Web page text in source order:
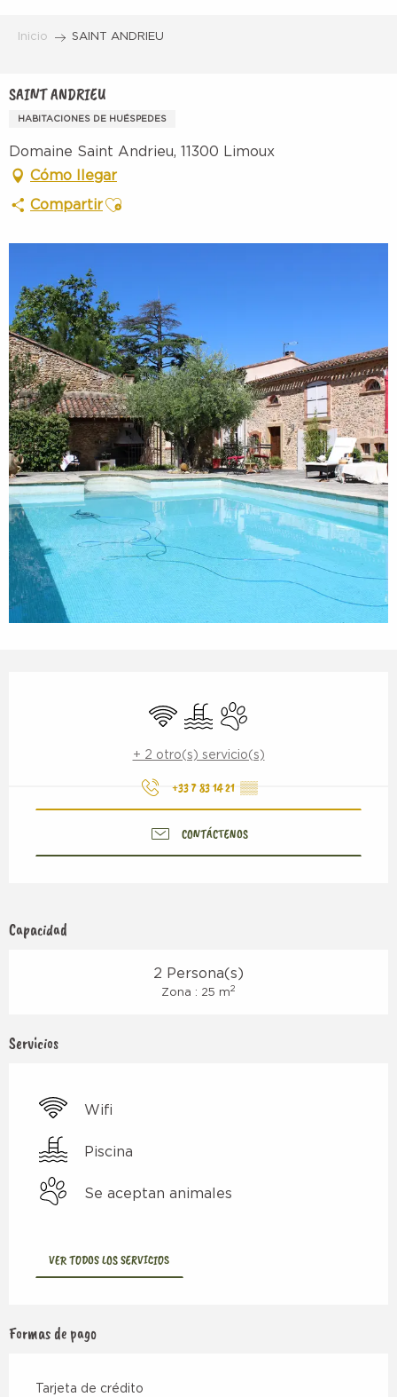
Inicio SAINT ANDRIEU
SAINT ANDRIEU
HABITACIONES DE HUÉSPEDES
Domaine Saint Andrieu, 11300 Limoux
Cómo llegar
CompartirAjouter aux favoris
Wifi PiscinaSe aceptan animales
+ 2 otro(s) servicio(s)
+33 7 83 14 21 ▒▒
CONTÁCTENOS
Capacidad
2 Persona(s)
Zona : 25 m2
Servicios
Wifi
Piscina
Se aceptan animales
VER TODOS LOS SERVICIOS
Formas de pago
Tarjeta de crédito